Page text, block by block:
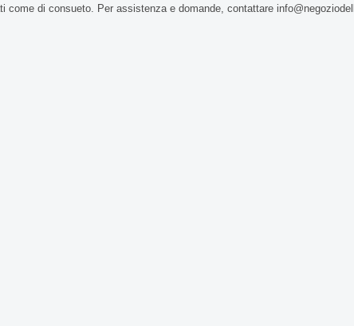
di consueto. Per assistenza e domande, contattare